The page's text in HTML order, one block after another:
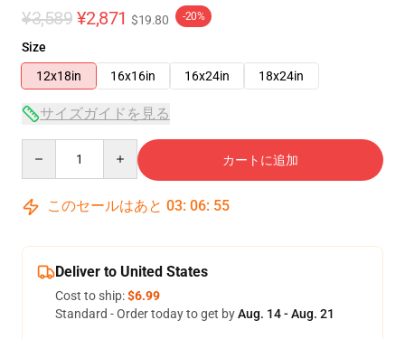
¥3,589 ¥2,871 $19.80 -20%
Size
12x18in
16x16in 16x24in 18x24in
サイズガイドを見る
カートに追加
このセールはあと 03: 06: 54
Deliver to United States
Cost to ship:$6.99
Standard - Order today to get byAug. 14 - Aug. 21